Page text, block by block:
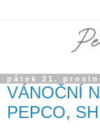
pátek 21.
VÁNOČNÍ
PEPCO,